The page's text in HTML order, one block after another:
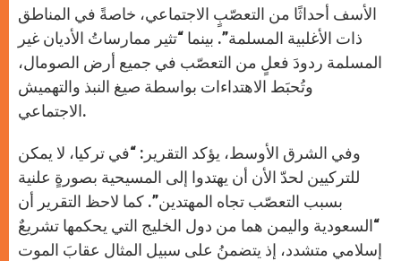
الأسف أحداثًا من التعصّبٍ الاجتماعي، خاصةً في المناطق
ذات الأغلبية المسلمة”. بينما “تثير ممارساتُ الأديان غير
المسلمة ردودَ فعلٍ من التعصّب في جميع أرض الصومال،
وتُحبَط الاهتداءات بواسطة صيغ النبذ والتهميش
الاجتماعي.
وفي الشرق الأوسط، يؤكد التقرير: “في تركيا، لا يمكن
للتركيين لحدّ الأن أن يهتدوا إلى المسيحية بصورةٍ علنية
بسبب التعصّب تجاه المهتدين”. كما لاحظ التقرير أن
“السعودية واليمن هما من دول الخليج التي يحكمها تشريعٌ
إسلامي متشدد، إذ يتضمنُ على سبيل المثال عقابَ الموت